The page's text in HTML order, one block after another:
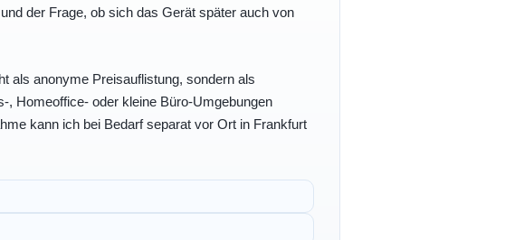
der Frage, ob sich das Gerät später auch von
als anonyme Preisauflistung, sondern als
, Homeoffice- oder kleine Büro-Umgebungen
kann ich bei Bedarf separat vor Ort in Frankfurt